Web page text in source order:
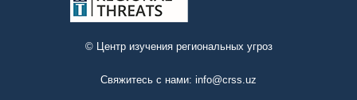
© Центр изучения региональных угроз
Свяжитесь с нами: info@crss.uz